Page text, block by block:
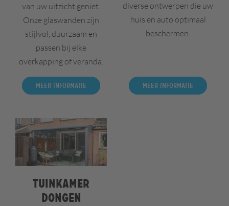
van uw uitzicht geniet.
Onze glaswanden zijn
stijlvol, duurzaam en
passen bij elke
overkapping of veranda.
Meer informatie
diverse ontwerpen die uw
huis en auto optimaal
beschermen.
Meer informatie
Tuinkamer
Dongen